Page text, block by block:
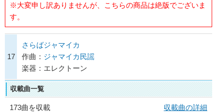
※大変申し訳ありませんが、こちらの商品は絶版でございま
す。
17
さらばジャマイカ
作曲： ジャマイカ民謡
楽器：エレクトーン
収載曲一覧
173曲を収載
収載曲の詳細